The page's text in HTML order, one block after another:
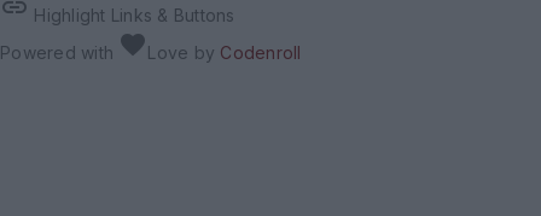
link Highlight Links & Buttons
Powered with favoriteLove by Codenroll